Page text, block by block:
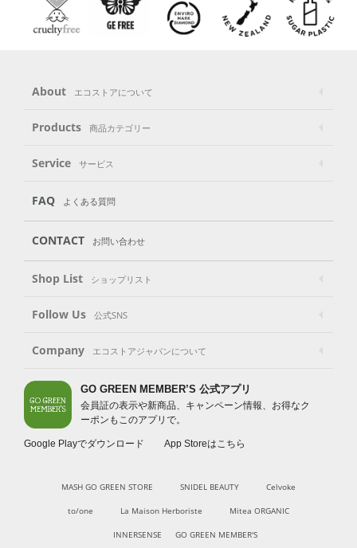
About エコストアについて
Products 商品カテゴリー
Service サービス
FAQ よくある質問
CONTACT お問い合わせ
Shop List ショップリスト
Follow Us 公式SNS
Company エコストアジャパンについて
GO GREEN MEMBER’S 公式アプリ
会員証の表示や新商品、キャンペーン情報、お得なク
ーポンもこのアプリで。
Google Playでダウンロード App Storeはこちら
MASH GO GREEN STORE SNIDEL BEAUTY Celvoke
to/one La Maison Herboriste Mitea ORGANIC
INNERSENSE GO GREEN MEMBER'S